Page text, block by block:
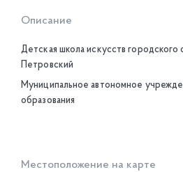
Описание
Детская школа искусств городского
Петровский
Муниципальное автономное
образования
Местоположение на карте